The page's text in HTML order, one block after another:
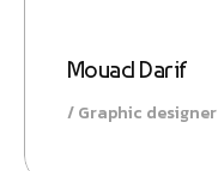
Mouad Darif
Graphic designer